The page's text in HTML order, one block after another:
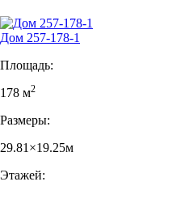
Дом 257-178-1
Площадь:
178 м2
Размеры:
29.81×19.25м
Этажей: